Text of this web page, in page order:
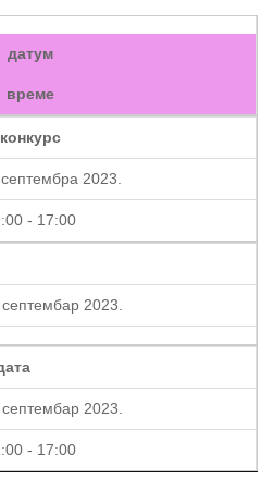
датум
време
2023.
- 17:00
2023.
2023.
- 17:00